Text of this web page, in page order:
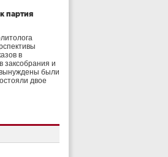
партия
в
заксобрания и
вынуждены были
двое